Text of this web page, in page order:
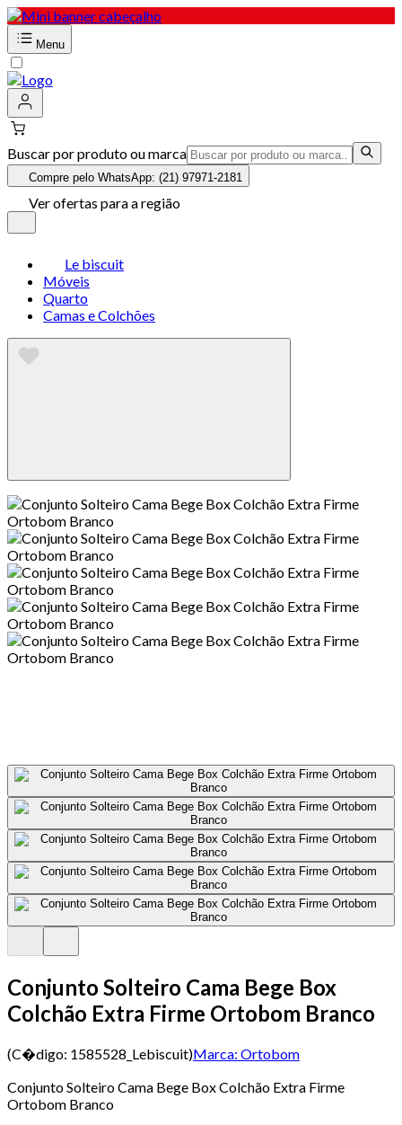
Menu
Buscar por produto ou marca
Compre pelo WhatsApp: (21) 97971-2181
Ver ofertas para a região
Le biscuit
Móveis
Quarto
Camas e Colchões
Conjunto Solteiro Cama Bege Box
Colchão Extra Firme Ortobom Branco
(C�digo: 1585528_Lebiscuit)Marca: Ortobom
Conjunto Solteiro Cama Bege Box Colchão Extra Firme
Ortobom Branco